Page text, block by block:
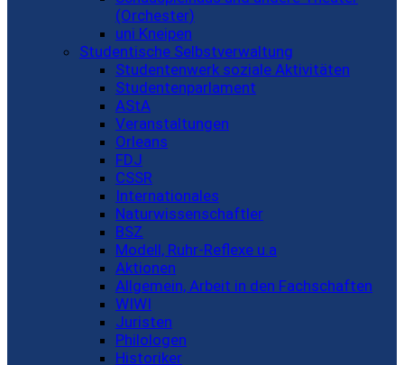
(Orchester)
uni Kneipen
Studentische Selbstverwaltung
Studentenwerk soziale Aktivitäten
Studentenparlament
AStA
Veranstaltungen
Orleans
FDJ
CSSR
Internationales
Naturwissenschaftler
BSZ
Modell, Ruhr-Reflexe u.a
Aktionen
Allgemein, Arbeit in den Fachschaften
WIWI
Juristen
Philologen
Historiker